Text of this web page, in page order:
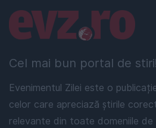
Cel mai bun portal de
Evenimentul Zilei este o
celor care apreciază știrile
relevante din toate domeniile
Linkuri utile